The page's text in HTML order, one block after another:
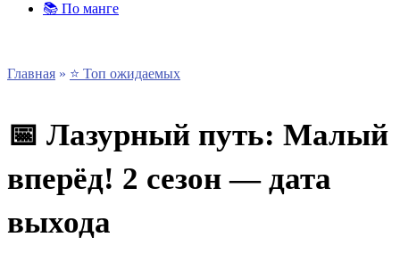
📚 По манге
Главная » ⭐ Топ ожидаемых
📅 Лазурный путь: Малый
вперёд! 2 сезон — дата
выхода